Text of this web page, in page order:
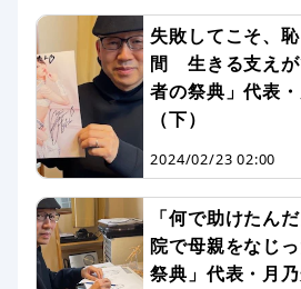
失敗してこそ、
間 生きる支え
者の祭典」代表
（下）
2024/02/23 02:00
「何で助けたん
院で母親をなじ
祭典」代表・月